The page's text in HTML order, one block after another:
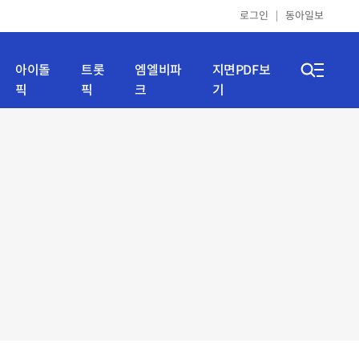
로그인 동아일보
아이돌
픽
트롯
픽
엠엘비파
크
지면PDF보
기